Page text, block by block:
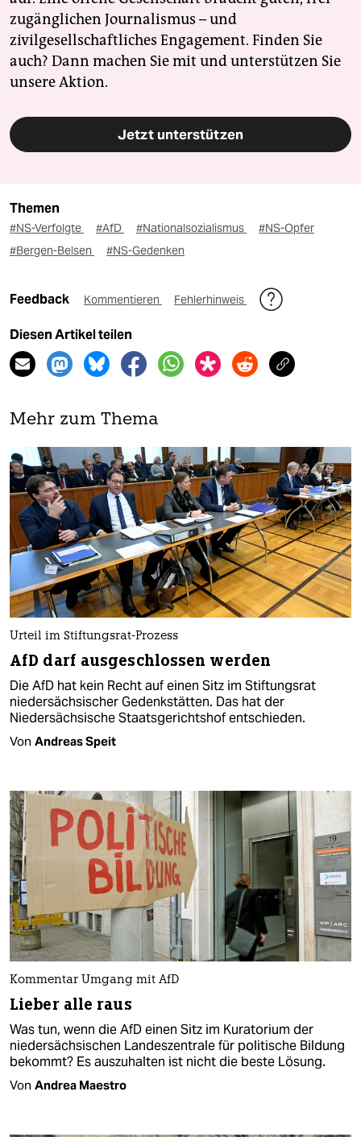
zugänglichen Journalismus – und
zivilgesellschaftliches Engagement. Finden Sie
auch? Dann machen Sie mit und unterstützen Sie
unsere Aktion.
Jetzt unterstützen
Themen
#NS-Verfolgte #AfD #Nationalsozialismus
#NS-Opfer
#Bergen-Belsen
#NS-Gedenken
Feedback Kommentieren Fehlerhinweis
Diesen Artikel teilen
Mehr zum Thema
Urteil im Stiftungsrat-Prozess
AfD darf ausgeschlossen werden
Die AfD hat kein Recht auf einen Sitz im Stiftungsrat
niedersächsischer Gedenkstätten. Das hat der
Niedersächsische Staatsgerichtshof entschieden.
Von Andreas Speit
Kommentar Umgang mit AfD
Lieber alle raus
Was tun, wenn die AfD einen Sitz im Kuratorium der
niedersächsischen Landeszentrale für politische Bildung
bekommt? Es auszuhalten ist nicht die beste Lösung.
Von Andrea Maestro